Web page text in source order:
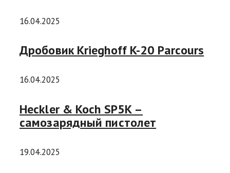
16.04.2025
Дробовик Krieghoff K-20 Parcours
16.04.2025
Heckler & Koch SP5K –
самозарядный пистолет
19.04.2025